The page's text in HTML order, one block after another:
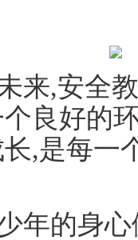
来,安全
良好的
,是每一
年的身